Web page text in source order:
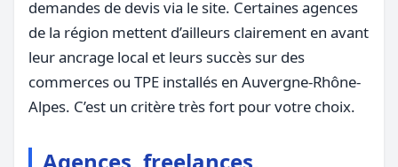
demandes de devis via le site. Certaines agences
de la région mettent d’ailleurs clairement en avant
leur ancrage local et leurs succès sur des
commerces ou TPE installés en Auvergne-Rhône-
Alpes. C’est un critère très fort pour votre choix.